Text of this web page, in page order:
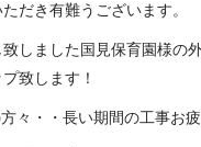
だき有難うございます。
しました国見保育園様の
致します！
々・・長い期間の工事お疲